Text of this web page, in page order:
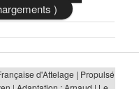
)
d'Attelage | Propulsé